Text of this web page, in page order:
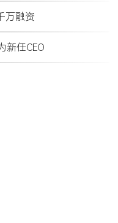
万融资
新任CEO